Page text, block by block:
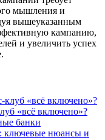
мышления и
вышеуказанным
кампанию,
и увеличить успех
«всё включено»?
банки